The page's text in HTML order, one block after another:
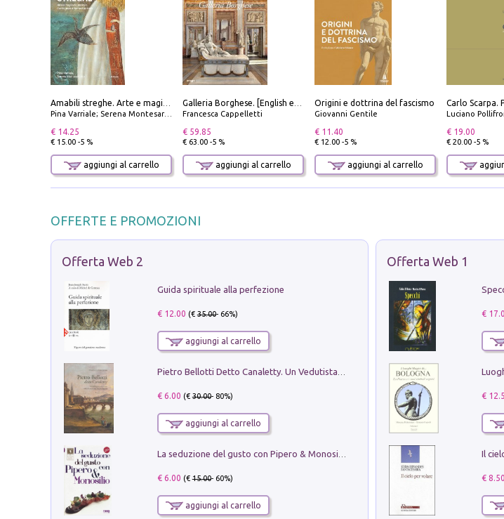
Pina Varriale; Serena Montesarchio
€ 14.25
€ 15.00 -5 %
aggiungi al carrello
Francesca Cappelletti
€ 59.85
€ 63.00 -5 %
aggiungi al carrello
Origini e dottrina del fascismo
Giovanni Gentile
€ 11.40
€ 12.00 -5 %
aggiungi al carrello
Luciano
€ 19.00
€ 20.00 -5 %
OFFERTE E PROMOZIONI
Offerta Web 2
Guida spirituale alla perfezione
€ 12.00 (€35.00- 66%)
aggiungi al carrello
€ 6.00 (€30.00- 80%)
aggiungi al carrello
€ 6.00 (€15.00- 60%)
aggiungi al carrello
Offerta Web 1
€
€
Il
€ 8.50